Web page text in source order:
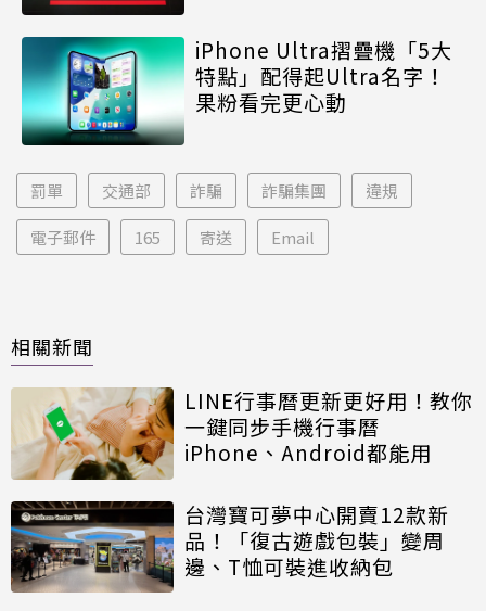
iPhone Ultra摺疊機「5大
特點」配得起Ultra名字！
果粉看完更心動
罰單 交通部 詐騙 詐騙集團 違規
電子郵件 165 寄送 Email
相關新聞
LINE行事曆更新更好用！教你
一鍵同步手機行事曆
iPhone、Android都能用
台灣寶可夢中心開賣12款新
品！「復古遊戲包裝」變周
邊、T恤可裝進收納包